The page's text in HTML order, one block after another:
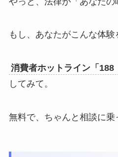
もし、あなたがこんな体
消費者ホットライン「188
してみて。
無料で、ちゃんと相談に乗